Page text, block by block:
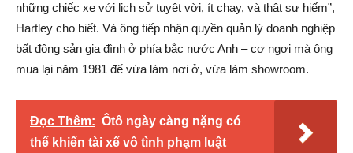
những chiếc xe với lịch sử tuyệt vời, ít chạy, và thật sự hiếm”,
Hartley cho biết. Và ông tiếp nhận quyền quản lý doanh nghiệp
bất động sản gia đình ở phía bắc nước Anh – cơ ngơi mà ông
mua lại năm 1981 để vừa làm nơi ở, vừa làm showroom.
Đọc Thêm: Ôtô ngày càng nặng có
thể khiến tài xế vô tình phạm luật